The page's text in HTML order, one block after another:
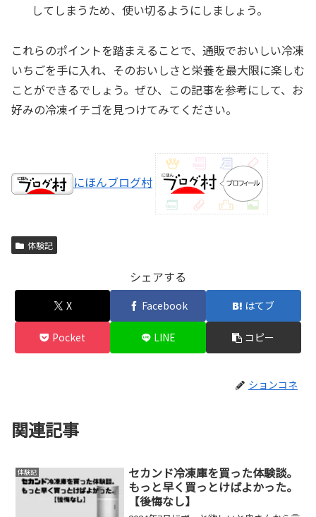
してしまうため、使い切るようにしましょう。
これらのポイントを踏まえることで、通販でおいしい冷凍
いちごを手に入れ、そのおいしさと栄養を最大限に楽しむ
ことができるでしょう。ぜひ、この記事を参考にして、お
好みの冷凍イチゴを見つけてみてください。
にほんブログ村
体験記
シェアする
X Facebook はてブ
Pocket LINE コピー
ションコネ
関連記事
体験記
セカンド冷凍庫を買った体験談。
もっと早く買っとけばよかった。
【後悔なし】